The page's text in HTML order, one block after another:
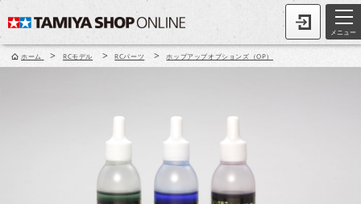
メニュー
ホーム > RCモデル > RCパーツ > ホップアップオプションズ（OP）